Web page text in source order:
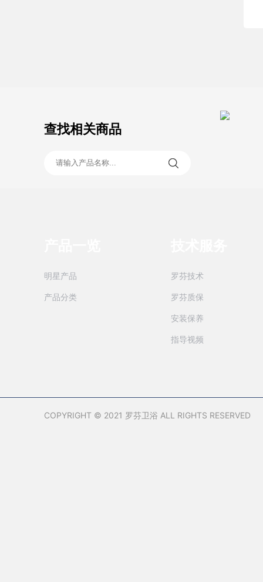
查找相关商品
明星产品
产品分类
罗芬技术
罗芬质保
安装保养
指导视频
COPYRIGHT © 2021 罗芬卫浴 ALL RIGHTS RESERVED